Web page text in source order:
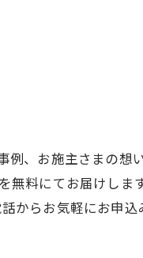
、お施主さまの想い
無料にてお届けしま
からお気軽にお申